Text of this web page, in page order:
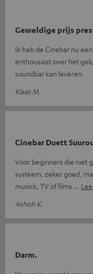
Geweldige prijs
Ik heb de Cinebar nu
enthousiast over het
soundbar kan leveren.
Klaas M.
Cinebar Duett
Voor beginners die niet
systeem, zeker goed,
musick, TV of films
Ashish K.
Darm.